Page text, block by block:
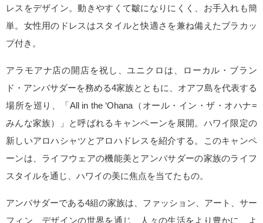
レスをデザイン。動きやすくて皺になりにくく、お手入れも簡
単。女性用のドレスはスタイルと快適さを兼ね備えたブラカッ
プ付き。
アラモアナ店の開店を祝し、ユニクロは、ローカル・ブラン
ド・アンバサダーを務める4家族とともに、オアフ島を代表する
場所を巡り、「All in the ‘Ohana（オール・イン・ザ・オハナ=
みんな家族）」と呼ばれるキャンペーンを展開。ハワイ限定の
新しいアロハシャツとアロハドレスを紹介する。このキャンペ
ーンは、ライフウェアの機能美とアンバサダーの家族のライフ
スタイルを通じ、ハワイの美に焦点を当てたもの。
アンバサダーである4組の家族は、ファッション、アート、サー
フィン、デザインの世界を通じ、人々の生活をより豊かに、よ